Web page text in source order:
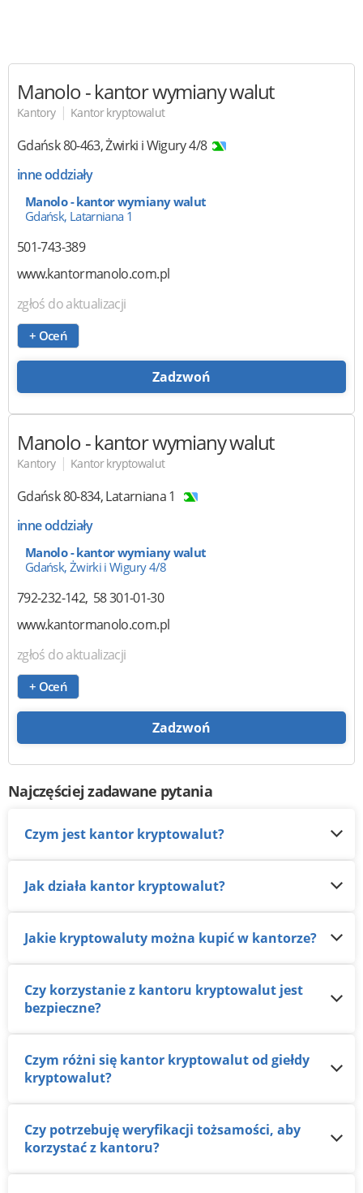
Manolo- kantor wymiany walut
Kantory | Kantor kryptowalut
Gdańsk80-463,Żwirki i Wigury 4/8
inne oddziały
Manolo - kantor wymiany walut
Gdańsk, Latarniana 1
501-743-389
www.kantormanolo.com.pl
zgłoś do aktualizacji
+ Oceń
Zadzwoń
Manolo- kantor wymiany walut
Kantory | Kantor kryptowalut
Gdańsk80-834,Latarniana 1
inne oddziały
Manolo - kantor wymiany walut
Gdańsk, Żwirki i Wigury 4/8
792-232-142 58 301-01-30
www.kantormanolo.com.pl
zgłoś do aktualizacji
+ Oceń
Zadzwoń
Najczęściej zadawane pytania
Czym jest kantor kryptowalut?
Jak działa kantor kryptowalut?
Jakie kryptowaluty można kupić w kantorze?
Czy korzystanie z kantoru kryptowalut jest
bezpieczne?
Czym różni się kantor kryptowalut od giełdy
kryptowalut?
Czy potrzebuję weryfikacji tożsamości, aby
korzystać z kantoru?